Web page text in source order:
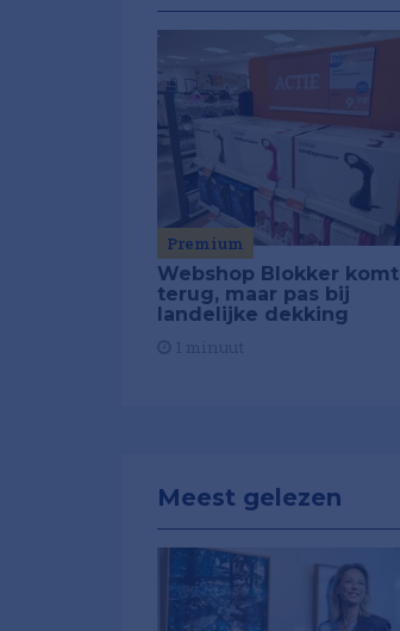
Premium
Webshop Blokker komt
terug, maar pas bij
landelijke dekking
Meest gelezen